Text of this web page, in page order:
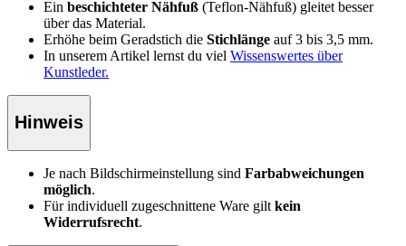
Ein beschichteter Nähfuß (Teflon-Nähfuß) gleitet besser
über das Material.
Erhöhe beim Geradstich die Stichlänge auf 3 bis 3,5 mm.
In unserem Artikel lernst du viel Wissenswertes über
Kunstleder.
Hinweis
Je nach Bildschirmeinstellung sind Farbabweichungen
möglich.
Für individuell zugeschnittene Ware gilt kein
Widerrufsrecht.